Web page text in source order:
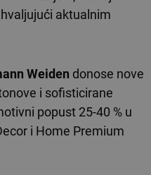
aktualnim
Weiden donose nove
i sofisticirane
popust 25-40 % u
i Home Premium